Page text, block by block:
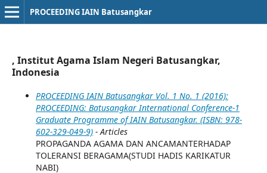
PROCEEDING IAIN Batusangkar
, Institut Agama Islam Negeri Batusangkar,
Indonesia
PROCEEDING IAIN Batusangkar Vol. 1 No. 1 (2016):
PROCEEDING: Batusangkar International Conference-1
Graduate Programme of IAIN Batusangkar. (ISBN: 978-
602-329-049-9) - Articles
PROPAGANDA AGAMA DAN ANCAMANTERHADAP
TOLERANSI BERAGAMA(STUDI HADIS KARIKATUR
NABI)